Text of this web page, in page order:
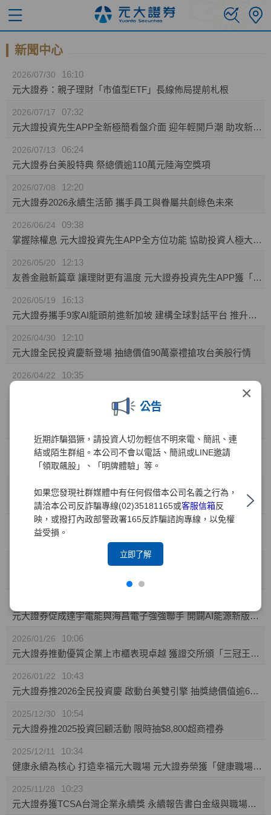
×
公告
近期詐騙猖獗，請投資人切勿輕信不明來電、簡訊、連
結或陌生群組。本公司不會以電話、簡訊或LINE邀請
「領取飆股」、「明牌體驗」等。
如果您發現社群媒體中有任何假借本公司名義之行為，
請洽本公司反詐騙專線(02)35181165或客服信箱反
映，或撥打內政部警政署165反詐騙諮詢專線，以免權
益受損。
立即了解
新聞中心
2026/07/30
16:10
元大證券：親子理財「市值型ETF」長線佈局提前札根
2026/07/17
07:32
元大證投資先生APP全新極簡看盤介面 迎年輕開戶潮 助攻新生代投資人效率布局
2026/07/13
06:24
元大證券台美股特典 祭總價逾110萬元陸海空獎項
2026/07/08
12:20
元大證券2026永續生活節 攜手員工與眷屬共創綠色未來
2026/06/24
09:38
掌握除權息 元大證投資先生APP全方位功能 協助投資人極大化資產效益
2026/05/20
12:13
友善金融新篇章 讓理財更有溫度 元大證券投資先生APP獲「無障礙認證」
2026/05/19
16:13
元大證券攜手9家AI龍頭前進新加坡 建構全球對話平台 推升台灣AI價值鏈國際能見度
2026/04/30
12:10
元大證全民投資慶新登場 抽總價值90萬豪禮搶攻台美股行情
2026/04/22
10:35
2026/03/31
10:41
2026/03/27
10:41
金融科技與服務雙引擎 元大證券勇奪財訊六大獎、締造十一連霸
2026/03/02
15:15
元大權證開春好禮 月月抽88,000元禮券
元大證券促成達宇電能與海昌電子強強聯手 開闢AI能源新版圖 推動永續經營與傳承
2026/01/26
10:06
元大證券推動優質企業上市櫃表現卓越 獲證交所頒「三冠王」及櫃買中心肯定
2026/01/22
10:43
元大證券推2026全民投資慶 啟動台美雙引擎 抽獎總價值逾60萬
2025/12/30
10:54
元大證券推2025投資回顧活動 限時抽$8,800超商禮券
2025/12/11
10:34
健康永續為核心 打造幸福元大職場 元大證券榮獲「健康職場標竿獎」銅獎
2025/11/28
10:23
元大證券獲TCSA台灣企業永續獎 永續報告書白金級與職場福祉領袖獎雙項肯定